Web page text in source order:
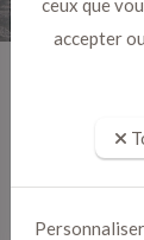
ceux que
accepter
Personnaliser